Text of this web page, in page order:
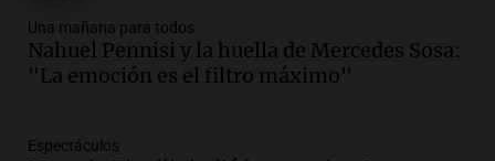
Audio.El Tesoro Nacional captura 12
billones de pesos y genera excedente de
Episodios
Una mañana para todos
Nahuel Pennisi y la huella de Mercedes Sosa:
"La emoción es el filtro máximo"
Espectáculos